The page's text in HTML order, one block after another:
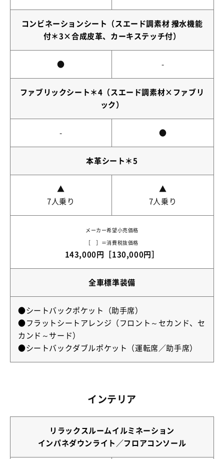
コンビネーションシート（スエード調素材 撥水機能
付＊3×合成皮革、カーキステッチ付）
● -
ファブリックシート＊4（スエード調素材×ファブリ
ック）
- ●
本革シート＊5
▲
7人乗り
▲
7人乗り
メーカー希望小売価格
［ ］＝消費税抜価格
143,000円［130,000円］
全車標準装備
●シートバックポケット（助手席）
●フラットシートアレンジ（フロント～セカンド、セ
カンド～サード）
●シートバックダブルポケット（運転席／助手席）
インテリア
リラックスルームイルミネーション
インパネダウンライト／フロアコンソール